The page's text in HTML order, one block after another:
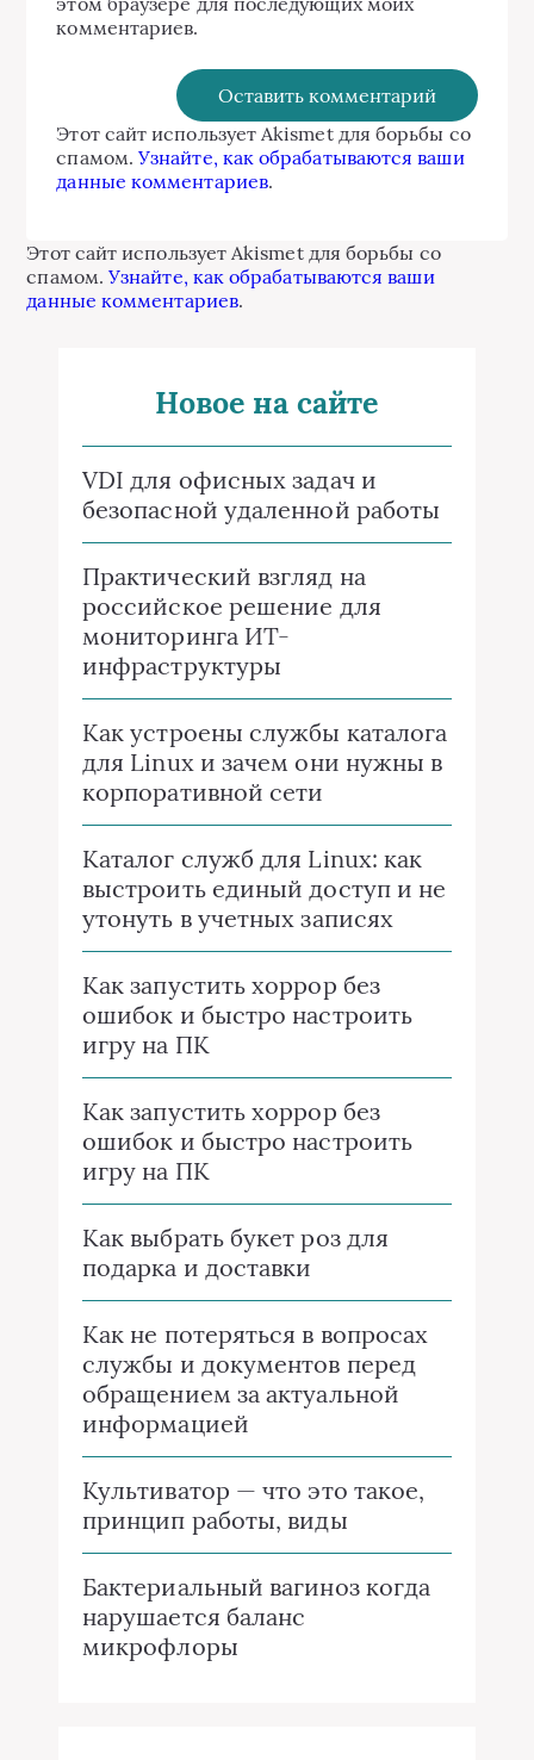
комментариев.
Этот сайт использует Akismet для борьбы со
спамом.Узнайте, как обрабатываются ваши
данные комментариев.
Этот сайт использует Akismet для борьбы со
спамом.Узнайте, как обрабатываются ваши
данные комментариев.
Новое на сайте
VDI для офисных задач и
безопасной удаленной работы
Практический взгляд на
российское решение для
мониторинга ИТ-
инфраструктуры
Как устроены службы каталога
для Linux и зачем они нужны в
корпоративной сети
Каталог служб для Linux: как
выстроить единый доступ и не
утонуть в учетных записях
Как запустить хоррор без
ошибок и быстро настроить
игру на ПК
Как запустить хоррор без
ошибок и быстро настроить
игру на ПК
Как выбрать букет роз для
подарка и доставки
Как не потеряться в вопросах
службы и документов перед
обращением за актуальной
информацией
Культиватор — что это такое,
принцип работы, виды
Бактериальный вагиноз когда
нарушается баланс
микрофлоры